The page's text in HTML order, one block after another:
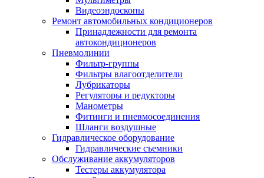
Видеоэндоскопы
Ремонт автомобильных кондиционеров
Принадлежности для ремонта
автокондиционеров
Пневмолинии
Фильтр-группы
Фильтры влагоотделители
Лубрикаторы
Регуляторы и редукторы
Манометры
Фитинги и пневмосоединения
Шланги воздушные
Гидравлическое оборудование
Гидравлические съемники
Обслуживание аккумуляторов
Тестеры аккумулятора